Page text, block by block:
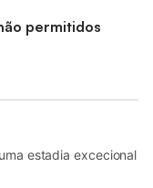
permitidos
estadia excecional